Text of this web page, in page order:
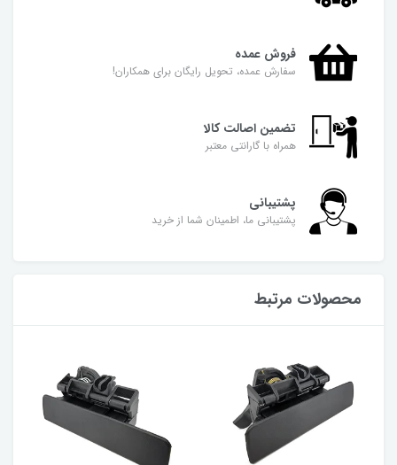
فروش عمده
سفارش عمده، تحویل رایگان برای همکاران!
تضمین اصالت کالا
همراه با گارانتی معتبر
پشتیبانی
پشتیبانی ما، اطمینان شما از خرید
محصولات مرتبط